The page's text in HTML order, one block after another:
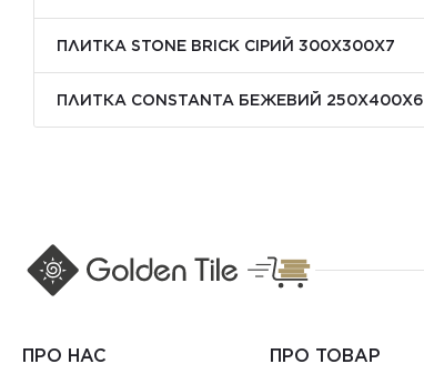
ПЛИТКА STONE BRICK СІРИЙ 300Х300X7
ПЛИТКА CONSTANTA БЕЖЕВИЙ 250Х400X6
ПРО НАС ПРО ТОВАР